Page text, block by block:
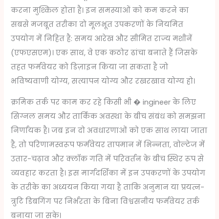
करना मुश्किल होता है। इन समस्याओं को कम करने का
सबसे मजबूत तरीका दो मूलभूत उपकरणों के नियमित
उपयोग में निहित है: समय आरेख और सीमित राज्य मशीनें
(एफएसएम)। एक साथ, वे एक कठोर ढांचा बनाते हैं जिसके
तहत फर्मवेयर को डिज़ाइन किया जा सकता है जो
भविष्यवाणी योग्य, सत्यापन योग्य और रखरखाव योग्य हो।
क्रमिक तर्क पर काम कर रहे किसी भी � ingineer के लिए
सिग्नल समय और तार्किक अवस्था के बीच संबंध को समझना
निर्णायक है। जब इन दो अवधारणाओं को एक साथ लाया जाता
है, तो परिणामस्वरूप फर्मवेयर तापमान में भिन्नता, वोल्टेज में
उतार-चढ़ाव और क्लॉक गति में परिवर्तन के बीच स्थिर रूप से
व्यवहार करता है। इस मार्गदर्शिका में इन उपकरणों के उपयोग
के तरीके का अध्ययन किया गया है ताकि अनुमान या प्रयत्न-
त्रुटि डिबगिंग पर निर्भरता के बिना विश्वसनीय फर्मवेयर तर्क
बनाया जा सके।